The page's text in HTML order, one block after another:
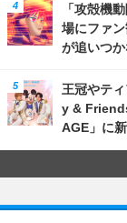
「攻殻機
場にファ
が追いつ
王冠やテ
y &
AGE」に